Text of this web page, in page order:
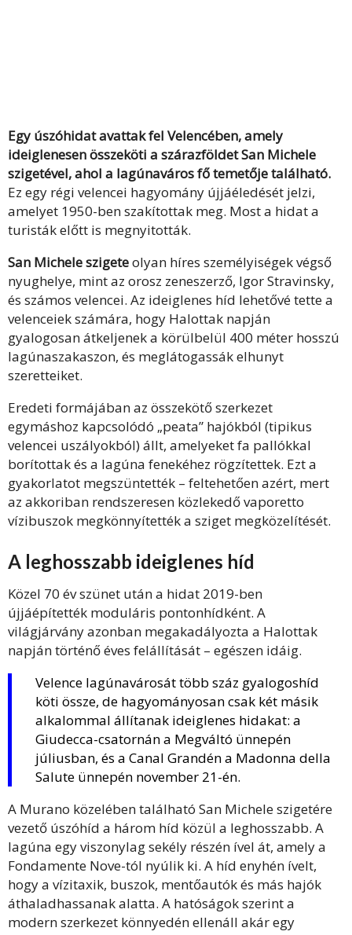
Egy úszóhidat avattak fel Velencében, amely
ideiglenesen összeköti a szárazföldet San Michele
szigetével, ahol a lagúnaváros fő temetője található.
Ez egy régi velencei hagyomány újjáéledését jelzi,
amelyet 1950-ben szakítottak meg. Most a hidat a
turisták előtt is megnyitották.
San Michele szigeteolyan híres személyiségek végső
nyughelye, mint az orosz zeneszerző, Igor Stravinsky,
és számos velencei. Az ideiglenes híd lehetővé tette a
velenceiek számára, hogy Halottak napján
gyalogosan átkeljenek a körülbelül 400 méter hosszú
lagúnaszakaszon, és meglátogassák elhunyt
szeretteiket.
Eredeti formájában az összekötő szerkezet
egymáshoz kapcsolódó „peata” hajókból (tipikus
velencei uszályokból) állt, amelyeket fa pallókkal
borítottak és a lagúna fenekéhez rögzítettek. Ezt a
gyakorlatot megszüntették – feltehetően azért, mert
az akkoriban rendszeresen közlekedő vaporetto
vízibuszok megkönnyítették a sziget megközelítését.
A leghosszabb ideiglenes híd
Közel 70 év szünet után a hidat 2019-ben
újjáépítették moduláris pontonhídként. A
világjárvány azonban megakadályozta a Halottak
napján történő éves felállítását – egészen idáig.
Velence lagúnavárosát több száz gyalogoshíd
köti össze, de hagyományosan csak két másik
alkalommal állítanak ideiglenes hidakat: a
Giudecca-csatornán a Megváltó ünnepén
júliusban, és a Canal Grandén a Madonna della
Salute ünnepén november 21-én.
A Murano közelében található San Michele szigetére
vezető úszóhíd a három híd közül a leghosszabb. A
lagúna egy viszonylag sekély részén ível át, amely a
Fondamente Nove-tól nyúlik ki. A híd enyhén ívelt,
hogy a vízitaxik, buszok, mentőautók és más hajók
áthaladhassanak alatta. A hatóságok szerint a
modern szerkezet könnyedén ellenáll akár egy